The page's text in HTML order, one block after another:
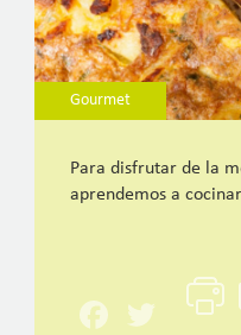
Gourmet
Para disfrutar de la
aprendemos a